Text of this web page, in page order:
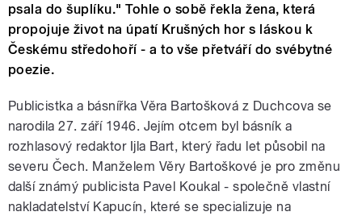
psala do šuplíku." Tohle o sobě řekla žena, která
propojuje život na úpatí Krušných hor s láskou k
Českému středohoří - a to vše přetváří do svébytné
poezie.
Publicistka a básnířka Věra Bartošková z Duchcova se
narodila 27. září 1946. Jejím otcem byl básník a
rozhlasový redaktor Ijla Bart, který řadu let působil na
severu Čech. Manželem Věry Bartoškové je pro změnu
další známý publicista Pavel Koukal - společně vlastní
nakladatelství Kapucín, které se specializuje na